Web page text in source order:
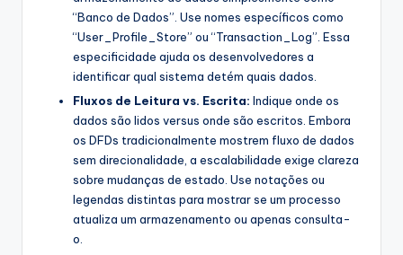
“Banco de Dados”. Use nomes específicos como
“User_Profile_Store” ou “Transaction_Log”. Essa
especificidade ajuda os desenvolvedores a
identificar qual sistema detém quais dados.
Fluxos de Leitura vs. Escrita: Indique onde os
dados são lidos versus onde são escritos. Embora
os DFDs tradicionalmente mostrem fluxo de dados
sem direcionalidade, a escalabilidade exige clareza
sobre mudanças de estado. Use notações ou
legendas distintas para mostrar se um processo
atualiza um armazenamento ou apenas consulta-
o.